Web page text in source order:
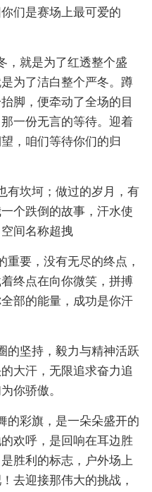
们是赛场上最可爱的
，就是为了红透整个盛
为了洁白整个严冬。蹲
脚，便牵动了全场的目
一份无言的等待。迎着
，咱们等待你们的归
有坎坷；做过的岁月，有
个跌倒的故事，汗水使
间名称超拽
重要，没有无尽的终点，
终点在向你微笑，拼搏
部的能量，成功是你汗
的坚持，毅力与精神活跃
大汗，无限追求奋力追
你骄傲。
的彩旗，是一朵朵盛开的
欢呼，是回响在耳边胜
胜利的标志，户外场上
去迎接那伟大的挑战，